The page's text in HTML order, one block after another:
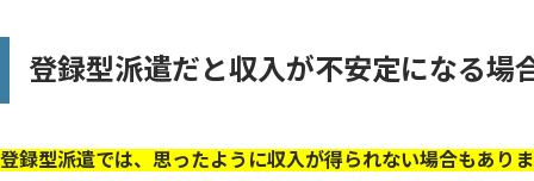
登録型派遣だと収入が不安定になる場
登録型派遣では、思ったように収入が得られない場合もあり